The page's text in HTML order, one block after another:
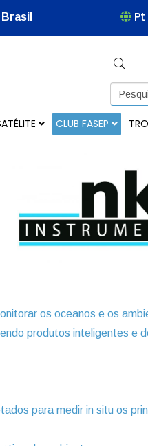
Pt
CLUB FASEP
os oceanos e os
produtos inteligentes e
para medir in situ os